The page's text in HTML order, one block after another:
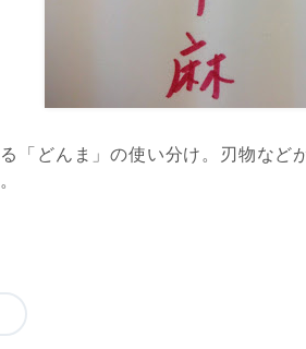
「どんま」の使い分け。刃物など